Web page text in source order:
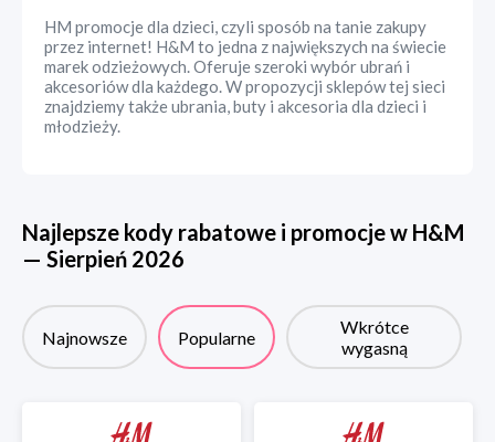
HM promocje dla dzieci, czyli sposób na tanie zakupy
przez internet! H&M to jedna z największych na świecie
marek odzieżowych. Oferuje szeroki wybór ubrań i
akcesoriów dla każdego. W propozycji sklepów tej sieci
znajdziemy także ubrania, buty i akcesoria dla dzieci i
młodzieży.
Najlepsze kody rabatowe i promocje w H&M
— Sierpień 2026
Najnowsze Popularne
Wkrótce
wygasną